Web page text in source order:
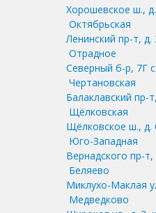
Хорошевское ш.,
Октябрьская
Ленинский пр-т, д.
Отрадное
Северный б-р, 7Г
Чертановская
Балаклавский пр-
Щёлковская
Щёлковское ш., д.
Юго-Западная
Вернадского пр-
Беляево
Миклухо-Маклая
Медведково